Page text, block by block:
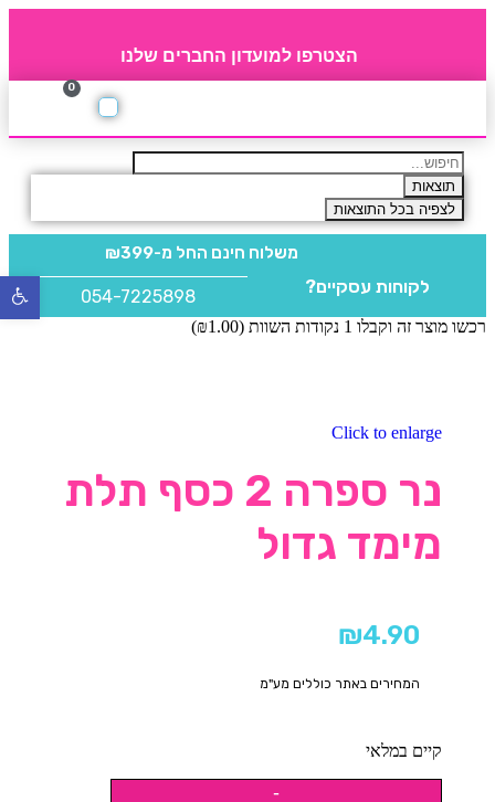
הצטרפו למועדון החברים שלנו
0
תוצאות
לצפיה בכל התוצאות
משלוח חינם החל מ-₪399
לקוחות עסקיים? 054-7225898
רכשו מוצר זה וקבלו 1 נקודות השוות ( ₪1.00
)
Click to enlarge
נר ספרה 2 כסף תלת
מימד גדול
₪4.90
המחירים באתר כוללים מע"מ
קיים במלאי
פתח